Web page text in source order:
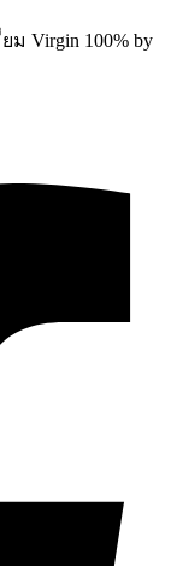
ม Virgin 100% by